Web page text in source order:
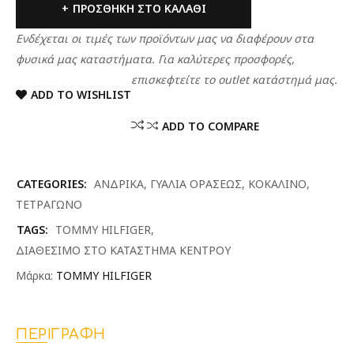
ΠΡΟΣΘΉΚΗ ΣΤΟ ΚΑΛΆΘΙ
Ενδέχεται οι τιμές των προϊόντων μας να διαφέρουν στα
φυσικά μας καταστήματα. Για καλύτερες προσφορές,
επισκεφτείτε το outlet κατάστημά μας.
ADD TO WISHLIST
ADD TO COMPARE
CATEGORIES: ΑΝΔΡΙΚΑ, ΓΥΑΛΙΑ ΟΡΑΣΕΩΣ, ΚΟΚΑΛΙΝΟ,
ΤΕΤΡΑΓΩΝΟ
TAGS: TOMMY HILFIGER,
ΔΙΑΘΕΣΙΜΟ ΣΤΟ ΚΑΤΑΣΤΗΜΑ ΚΕΝΤΡΟΥ
Μάρκα: TOMMY HILFIGER
ΠΕΡΙΓΡΑΦΉ